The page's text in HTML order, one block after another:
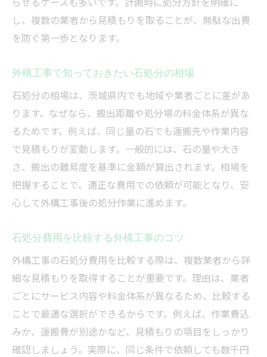
し、複数の業者から見積もりを取ることが、無駄な出費
を防ぐ第一歩となります。
外構工事で知っておきたい石処分の相場
石処分の相場は、茨城県内でも地域や業者ごとに差があ
ります。なぜなら、搬出距離や処分場の料金体系が異な
るためです。例えば、同じ量の石でも運搬先や作業内容
で見積もりが変動します。一般的には、石の量や大き
さ、搬出の難易度を基準に金額が算出されます。相場を
把握することで、適正な費用での依頼が可能となり、安
心して外構工事後の処分作業に進めます。
石処分費用を比較する外構工事のコツ
外構工事の石処分費用を比較する際は、複数業者から詳
細な見積もりを取得することが重要です。理由は、業者
ごとにサービス内容や料金体系が異なるため、比較する
ことで最適な選択ができるからです。例えば、作業費込
みか、運搬費が別途かなど、見積もりの項目をしっかり
確認しましょう。実際に、同じ条件で依頼しても数千円